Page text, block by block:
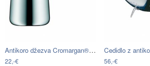
Antikoro džezva Cromargan® WMF, 340 ml
22,-€ 56,-€